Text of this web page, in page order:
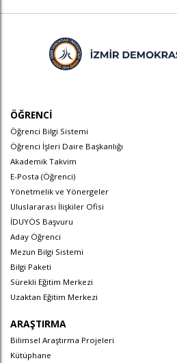
ÖĞRENCİ
Öğrenci Bilgi Sistemi
Öğrenci İşleri Daire Başkanlığı
Akademik Takvim
E-Posta (Öğrenci)
Yönetmelik ve Yönergeler
Uluslararası İlişkiler Ofisi
İDUYÖS Başvuru
Aday Öğrenci
Mezun Bilgi Sistemi
Bilgi Paketi
Sürekli Eğitim Merkezi
Uzaktan Eğitim Merkezi
ARAŞTIRMA
Bilimsel Araştırma Projeleri
Kütüphane